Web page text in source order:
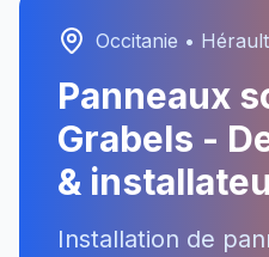
Occitanie • Hérault
Panneaux
Grabels -
&
Installation de